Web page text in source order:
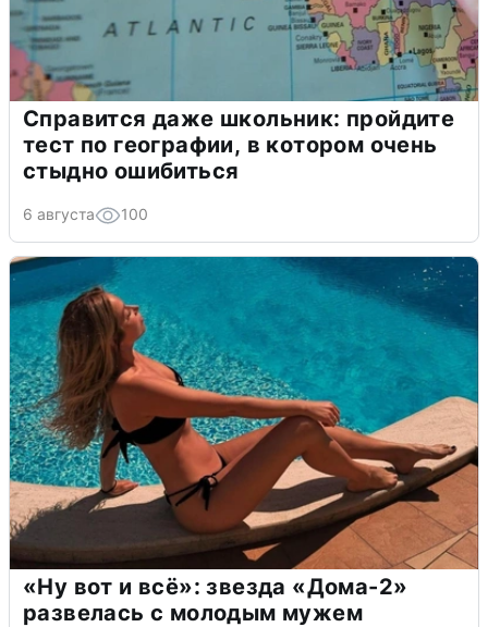
Справится даже школьник: пройдите
тест по географии, в котором очень
стыдно ошибиться
6 августа 100
«Ну вот и всё»: звезда «Дома-2»
развелась с молодым мужем